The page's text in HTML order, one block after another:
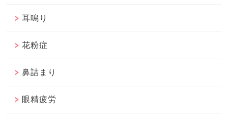
耳鳴り
花粉症
鼻詰まり
眼精疲労